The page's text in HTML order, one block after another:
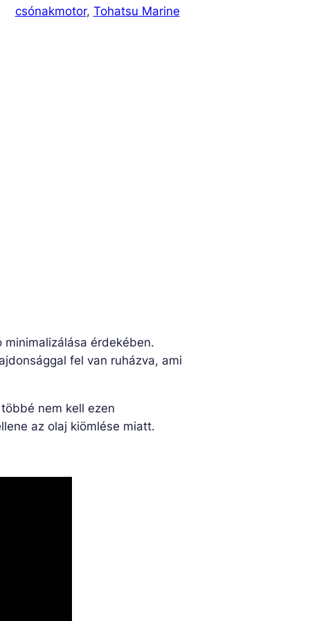
csónakmotor, Tohatsu Marine
érdekében.
fel van ruházva, ami
nem kell ezen
az olaj kiömlése miatt.